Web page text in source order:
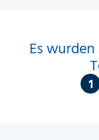
Es
1